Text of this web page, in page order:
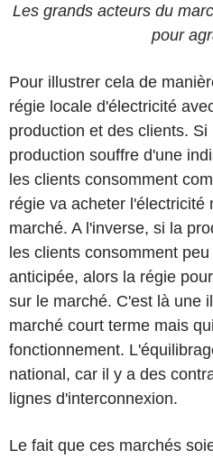
Les grands acteurs du
pour
Pour illustrer cela de
régie locale d'électricité
production et des clients.
production souffre d'une
les clients consomment
régie va acheter l'électricité
marché. A l'inverse, si la
les clients consomment
anticipée, alors la régie
sur le marché. C'est là une
marché court terme mais
fonctionnement.
national, car il y a des
lignes d'interconnexion.
Le fait que ces marchés